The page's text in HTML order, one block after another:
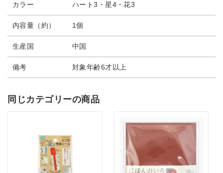
カラー ハート3・星4・花3
内容量（約） 1個
生産国 中国
備考 対象年齢6才以上
同じカテゴリーの商品